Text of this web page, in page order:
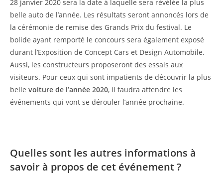
28 janvier 2020 sera la date à laquelle sera révélée la plus
belle auto de l’année. Les résultats seront annoncés lors de
la cérémonie de remise des Grands Prix du festival. Le
bolide ayant remporté le concours sera également exposé
durant l’Exposition de Concept Cars et Design Automobile.
Aussi, les constructeurs proposeront des essais aux
visiteurs. Pour ceux qui sont impatients de découvrir la plus
belle voiture de l’année 2020, il faudra attendre les
événements qui vont se dérouler l’année prochaine.
Quelles sont les autres informations à
savoir à propos de cet événement ?